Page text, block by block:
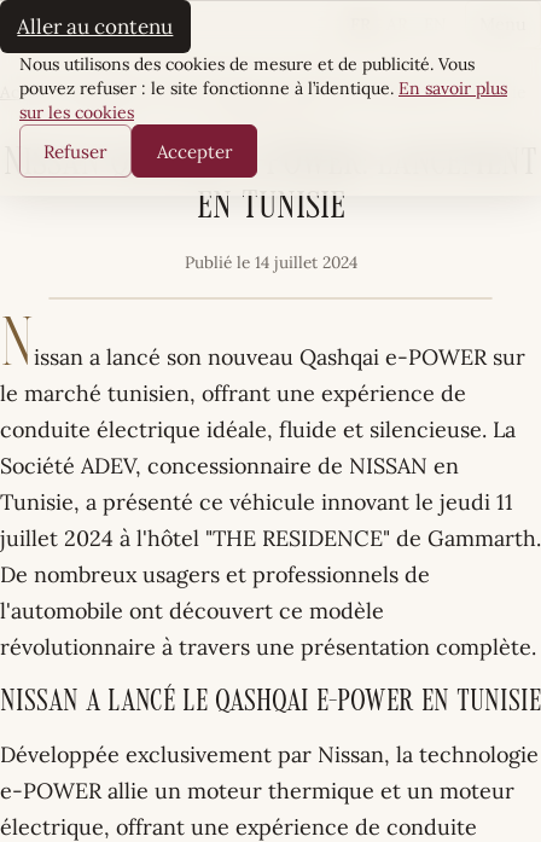
Aller au contenu
La Sultane
Accueil·Spotlight ·Nissan Qashqai e-POWER: Lancement en Tunisie
Nissan Qashqai e-POWER: Lancement
en Tunisie
Publié le 14 juillet 2024
N issan a lancé son nouveau Qashqai e-POWER sur
le marché tunisien, offrant une expérience de
conduite électrique idéale, fluide et silencieuse. La
Société ADEV, concessionnaire de NISSAN en
Tunisie, a présenté ce véhicule innovant le jeudi 11
juillet 2024 à l'hôtel "THE RESIDENCE" de Gammarth.
De nombreux usagers et professionnels de
l'automobile ont découvert ce modèle
révolutionnaire à travers une présentation complète.
Nissan a lancé le Qashqai e-POWER en Tunisie
Développée exclusivement par Nissan, la technologie
e-POWER allie un moteur thermique et un moteur
électrique, offrant une expérience de conduite
Cookies
Nous utilisons des cookies de mesure et de publicité. Vous
pouvez refuser : le site fonctionne à l’identique. En savoir plus
sur les cookies
Refuser Accepter